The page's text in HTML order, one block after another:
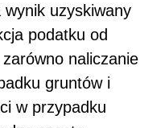
wynik uzyskiwany
podatku od
naliczanie
gruntów i
w przypadku